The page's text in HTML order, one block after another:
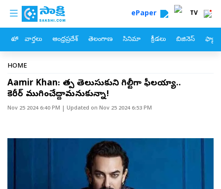
Skip to main content
custom menu ePaper TV
హోం వార్తలు ఆంధ్రప్రదేశ్ తెలంగాణ సినిమా క్రీడలు బిజినెస్
Breadcrumb
HOME
Aamir Khan: తప్పు తెలుసుకుని గిల్టీగా ఫీలయ్యా..
కెరీర్‌ ముగించేద్దామనుకున్నా!
Nov 25 2024 6:40 PM | Updated on Nov 25 2024 6:53 PM